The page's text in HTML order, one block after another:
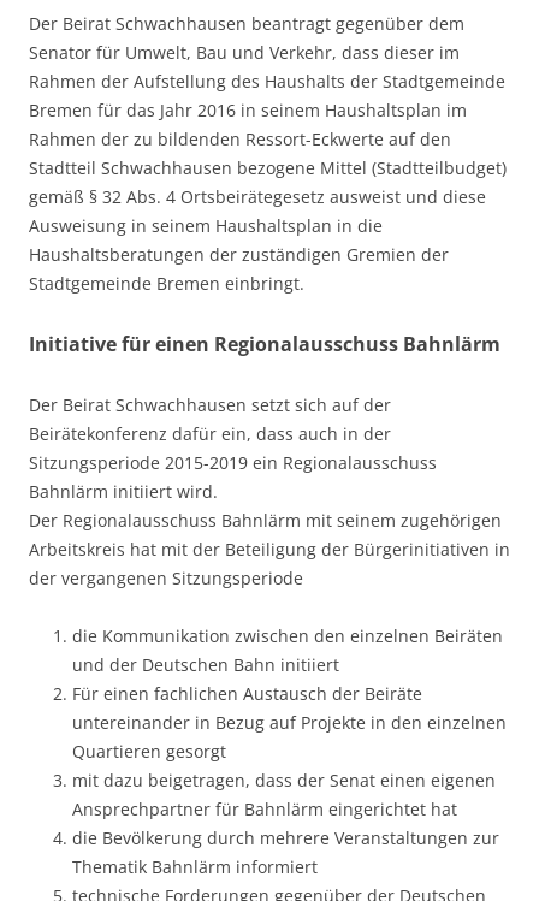
Der Beirat Schwachhausen beantragt gegenüber dem
Senator für Umwelt, Bau und Verkehr, dass dieser im
Rahmen der Aufstellung des Haushalts der Stadtgemeinde
Bremen für das Jahr 2016 in seinem Haushaltsplan im
Rahmen der zu bildenden Ressort-Eckwerte auf den
Stadtteil Schwachhausen bezogene Mittel (Stadtteilbudget)
gemäß § 32 Abs. 4 Ortsbeirätegesetz ausweist und diese
Ausweisung in seinem Haushaltsplan in die
Haushaltsberatungen der zuständigen Gremien der
Stadtgemeinde Bremen einbringt.
Initiative für einen Regionalausschuss Bahnlärm
Der Beirat Schwachhausen setzt sich auf der
Beirätekonferenz dafür ein, dass auch in der
Sitzungsperiode 2015-2019 ein Regionalausschuss
Bahnlärm initiiert wird.
Der Regionalausschuss Bahnlärm mit seinem zugehörigen
Arbeitskreis hat mit der Beteiligung der Bürgerinitiativen in
der vergangenen Sitzungsperiode
die Kommunikation zwischen den einzelnen Beiräten
und der Deutschen Bahn initiiert
Für einen fachlichen Austausch der Beiräte
untereinander in Bezug auf Projekte in den einzelnen
Quartieren gesorgt
mit dazu beigetragen, dass der Senat einen eigenen
Ansprechpartner für Bahnlärm eingerichtet hat
die Bevölkerung durch mehrere Veranstaltungen zur
Thematik Bahnlärm informiert
technische Forderungen gegenüber der Deutschen